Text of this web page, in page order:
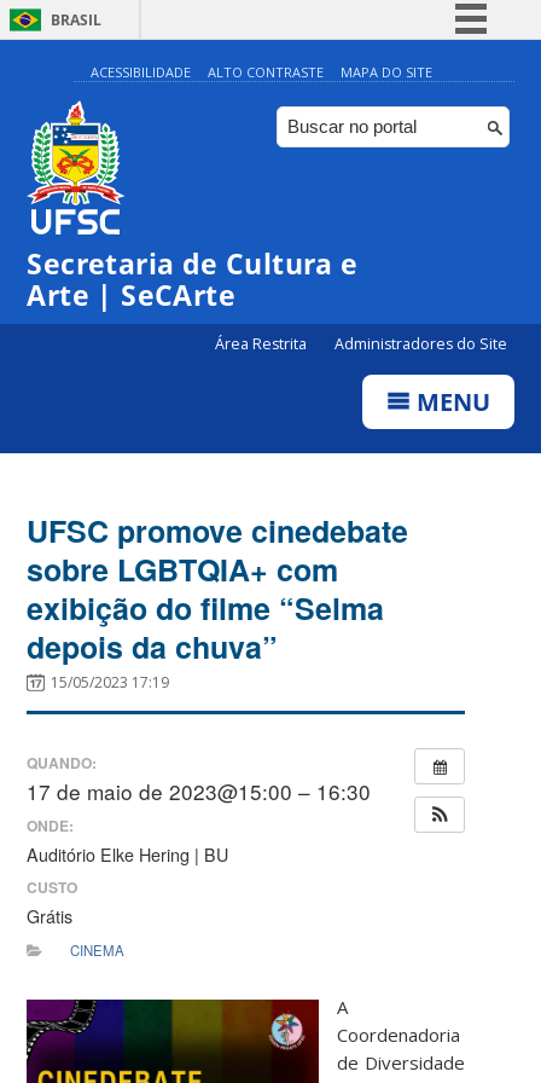
BRASIL
Simplifique!
Comunica BR
Participe
ACESSIBILIDADE ALTO CONTRASTE MAPA DO SITE
Secretaria de Cultura e
Arte | SeCArte
Área Restrita Administradores do Site
MENU
UFSC promove cinedebate
sobre LGBTQIA+ com
exibição do filme “Selma
depois da chuva”
15/05/2023 17:19
QUANDO:
17 de maio de 2023@15:00 – 16:30
ONDE:
Auditório Elke Hering | BU
CUSTO
Grátis
CINEMA
A
Coordenadoria
de Diversidade